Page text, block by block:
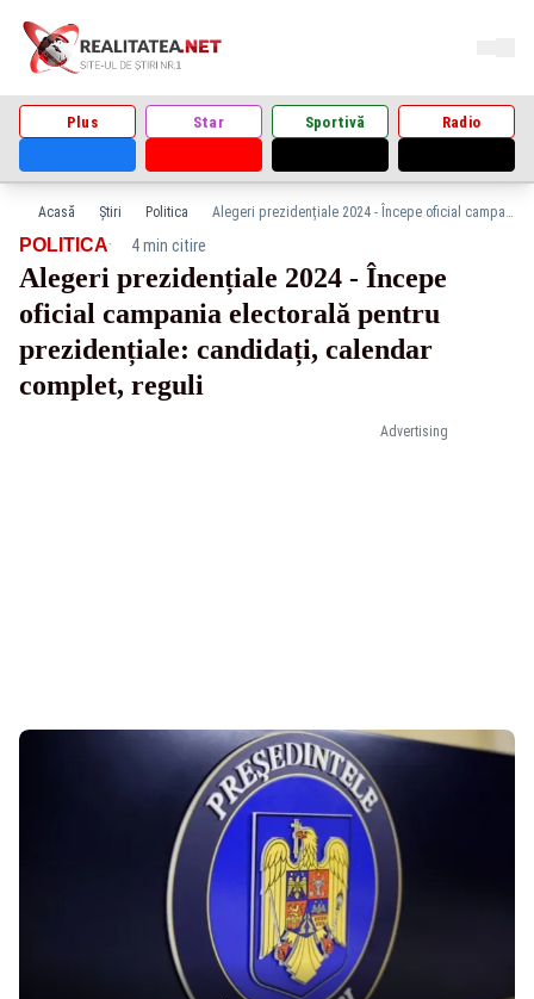
Plus Star Sportivă Radio
Acasă Știri Politica Alegeri prezidențiale 2024 - Începe oficial campania electorală pentru prezidențiale: candidați, calendar complet, reguli
Advertising
POLITICA· 4 min citire
Alegeri prezidențiale 2024 - Începe
oficial campania electorală pentru
prezidențiale: candidați, calendar
complet, reguli